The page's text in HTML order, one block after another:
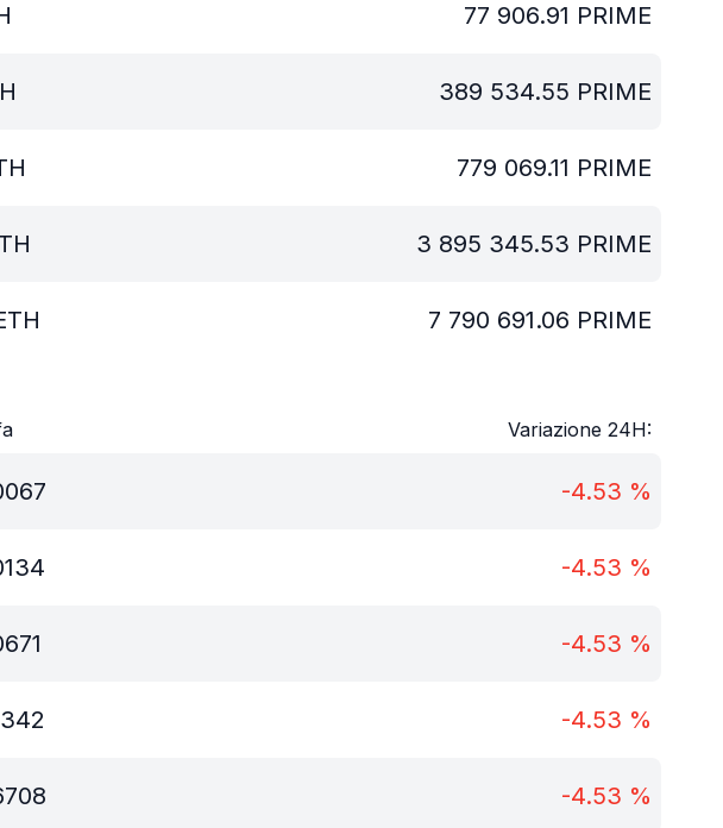
77 906.91 PRIME
389 534.55 PRIME
779 069.11 PRIME
3 895 345.53 PRIME
7 790 691.06 PRIME
Variazione 24H:
-4.53 %
-4.53 %
-4.53 %
-4.53 %
-4.53 %